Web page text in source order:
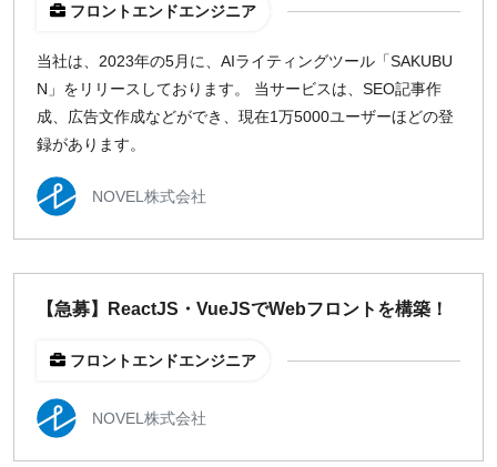
フロントエンドエンジニア
当社は、2023年の5月に、AIライティングツール「SAKUBU
N」をリリースしております。 当サービスは、SEO記事作
成、広告文作成などができ、現在1万5000ユーザーほどの登
録があります。
NOVEL株式会社
【急募】ReactJS・VueJSでWebフロントを構築！
フロントエンドエンジニア
NOVEL株式会社